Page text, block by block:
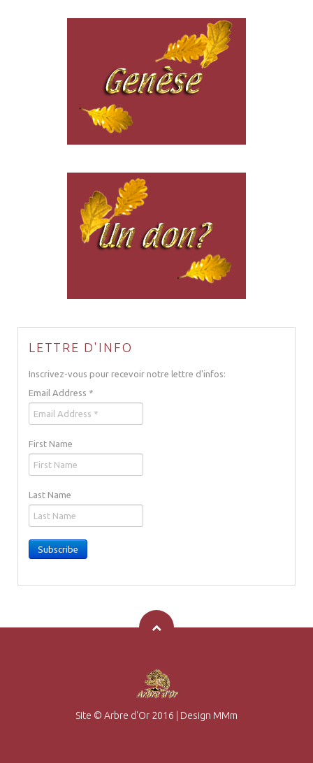
LETTRE D'INFO
Inscrivez-vous pour recevoir notre lettre d'infos:
Email Address *
First Name
Last Name
Subscribe
Site © Arbre d'Or 2016 Design MMm